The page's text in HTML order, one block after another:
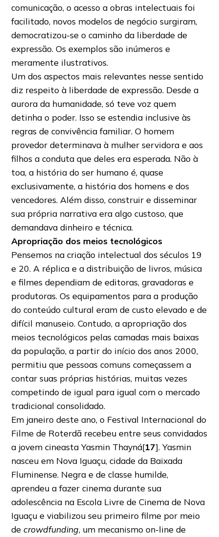
comunicação, o acesso a obras intelectuais foi
facilitado, novos modelos de negócio surgiram,
democratizou-se o caminho da liberdade de
expressão. Os exemplos são inúmeros e
meramente ilustrativos.
Um dos aspectos mais relevantes nesse sentido
diz respeito à liberdade de expressão. Desde a
aurora da humanidade, só teve voz quem
detinha o poder. Isso se estendia inclusive às
regras de convivência familiar. O homem
provedor determinava à mulher servidora e aos
filhos a conduta que deles era esperada. Não à
toa, a história do ser humano é, quase
exclusivamente, a história dos homens e dos
vencedores. Além disso, construir e disseminar
sua própria narrativa era algo custoso, que
demandava dinheiro e técnica.
Apropriação dos meios tecnológicos
Pensemos na criação intelectual dos séculos 19
e 20. A réplica e a distribuição de livros, música
e filmes dependiam de editoras, gravadoras e
produtoras. Os equipamentos para a produção
do conteúdo cultural eram de custo elevado e de
difícil manuseio. Contudo, a apropriação dos
meios tecnológicos pelas camadas mais baixas
da população, a partir do início dos anos 2000,
permitiu que pessoas comuns começassem a
contar suas próprias histórias, muitas vezes
competindo de igual para igual com o mercado
tradicional consolidado.
Em janeiro deste ano, o Festival Internacional do
Filme de Roterdã recebeu entre seus convidados
a jovem cineasta Yasmin Thayná[17]. Yasmin
nasceu em Nova Iguaçu, cidade da Baixada
Fluminense. Negra e de classe humilde,
aprendeu a fazer cinema durante sua
adolescência na Escola Livre de Cinema de Nova
Iguaçu e viabilizou seu primeiro filme por meio
de crowdfunding, um mecanismo on-line de